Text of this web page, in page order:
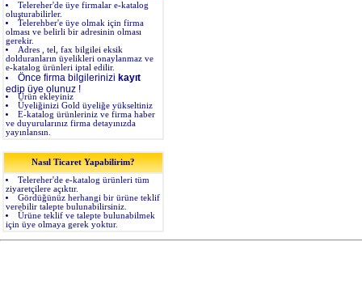
Telereher'de üye firmalar e-katalog
oluşturabilirler.
Telerehber'e üye olmak için firma
olması ve belirli bir adresinin olması
gerekir.
Adres , tel, fax bilgilei eksik
dolduranların üyelikleri onaylanmaz ve
e-katalog ürünleri iptal edilir.
Önce firma bilgilerinizi kayıt
edip üye olunuz !
Ürün ekleyiniz
Üyeliğinizi Gold üyeliğe yükseltiniz
E-katalog ürünleriniz ve firma haber
ve duyurularınız firma detayınızda
yayınlansın.
Nasıl Ticaret Yapabilirim?
Telereher'de e-katalog ürünleri tüm
ziyaretçilere açıktır.
Gördüğünüz herhangi bir ürüne teklif
verebilir talepte bulunabilirsiniz.
Ürüne teklif ve talepte bulunabilmek
için üye olmaya gerek yoktur.